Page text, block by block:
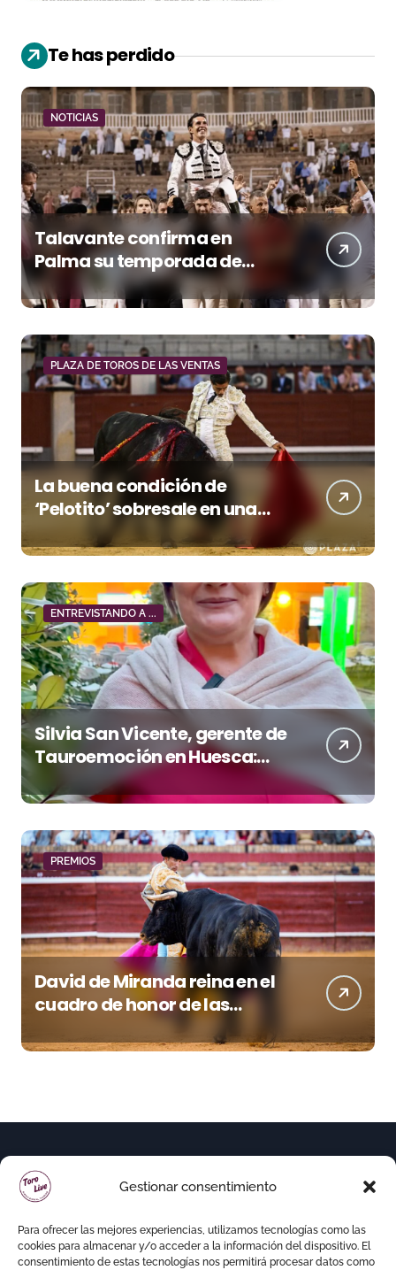
Gestionar consentimiento
Para ofrecer las mejores experiencias, utilizamos tecnologías como las
cookies para almacenar y/o acceder a la información del dispositivo. El
consentimiento de estas tecnologías nos permitirá procesar datos como
Te has perdido
NOTICIAS
Talavante confirma en
Palma su temporada de
figura y el palco niega el
premio a Roca Rey
PLAZA DE TOROS DE LAS VENTAS
La buena condición de
‘Pelotito’ sobresale en una
noche gris en Las Ventas
ENTREVISTANDO A ...
Silvia San Vicente, gerente de
Tauroemoción en Huesca:
«Todas las figuras del toreo
quieren venir a esta feria»
PREMIOS
David de Miranda reina en el
cuadro de honor de las
Colombinas 2026